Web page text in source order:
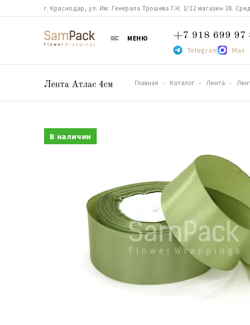
г. Краснодар, ул. Им. Генерала Трошева Г.Н. 1/12 магазин 38.
МЕНЮ +7 918 699 97
Telegram Max
Лента Атлас 4см Главная Каталог Лента
В наличии